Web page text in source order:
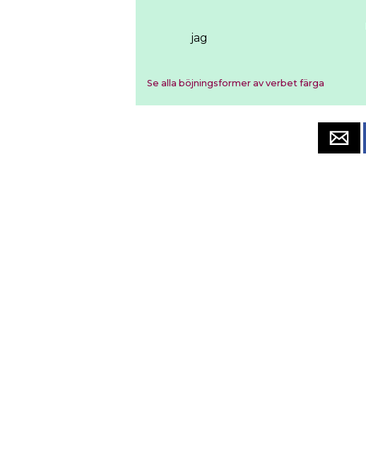
jag
Se alla böjningsformer av verbet färga